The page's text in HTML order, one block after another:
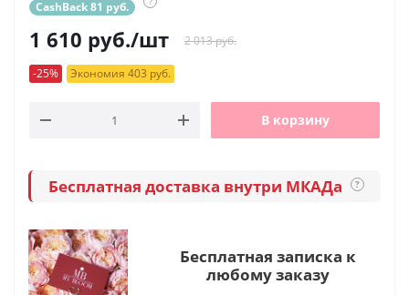
CashBack 81 руб.
1 610 руб./шт 2 013 руб.
-25% Экономия 403 руб.
В корзину
Бесплатная доставка внутри МКАДа ?
Бесплатная записка к
любому заказу